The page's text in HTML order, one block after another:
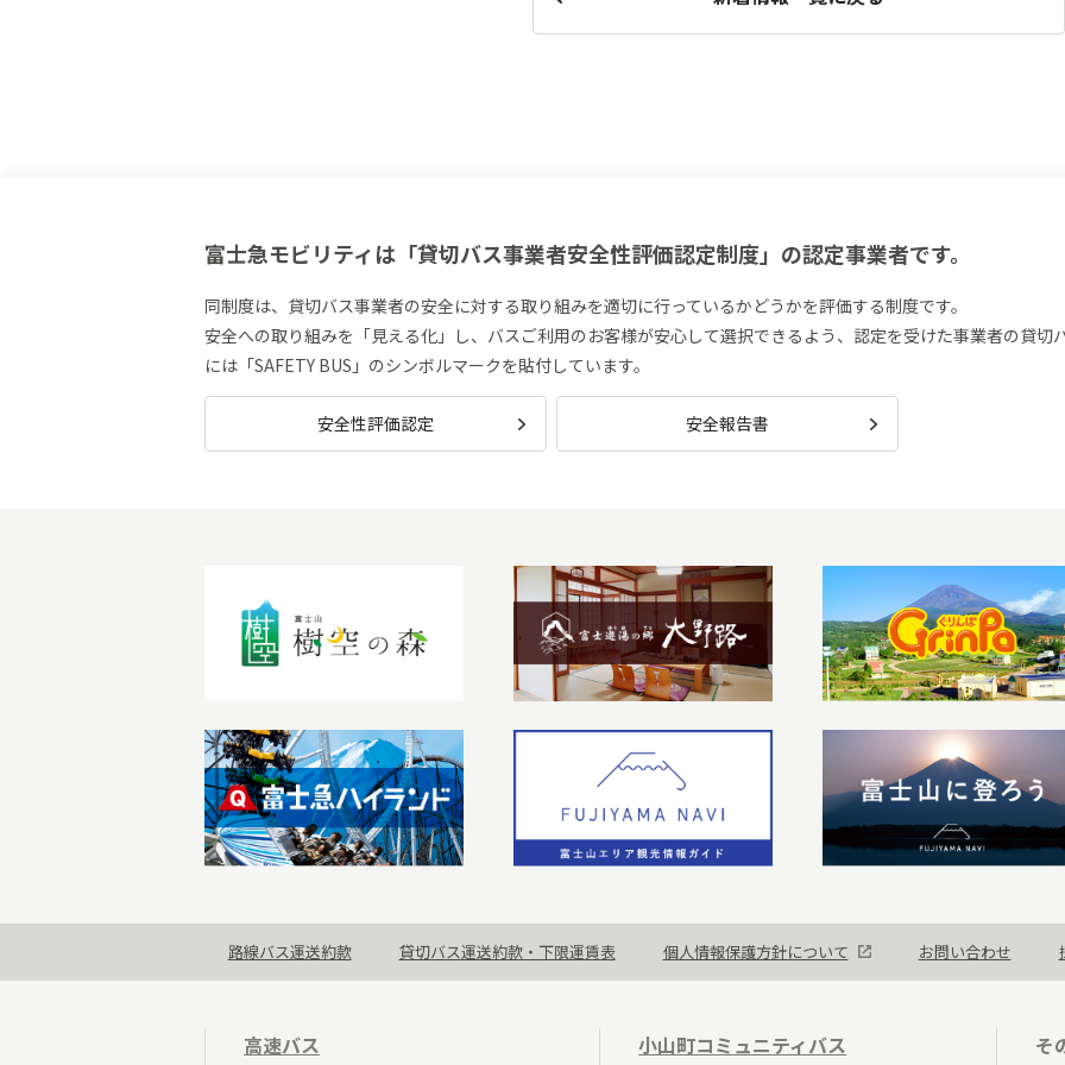
富士急モビリティは「貸切バス事業者安全性評価認定制度」の認定事業者です。
同制度は、貸切バス事業者の安全に対する取り組みを適切に行っているかどうかを評価する制度です。
安全への取り組みを「見える化」し、バスご利用のお客様が安心して選択できるよう、認定を受けた事業者の貸切
には「SAFETY BUS」のシンボルマークを貼付しています。
安全性評価認定 安全報告書
路線バス運送約款 貸切バス運送約款・下限運賃表 個人情報保護方針について お問い合わせ
高速バス 小山町コミュニティバス そ